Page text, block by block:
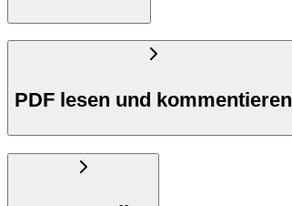
PDF lesen und kommentieren